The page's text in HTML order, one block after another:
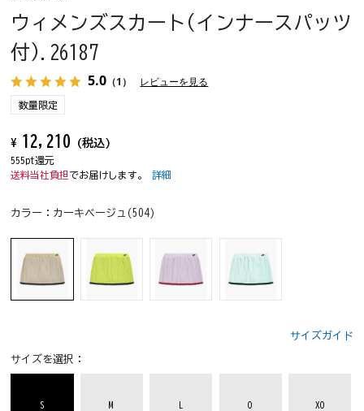
ウィメンズスカート(インナースパッツ
付).26187
5.0 （1） レビューを見る
数量限定
¥ 12,210 (税込)
555pt還元
送料当社負担 でお届けします。詳細
カラー： カーキベージュ(504)
サイズガイド
サイズを選択：
S M O XO